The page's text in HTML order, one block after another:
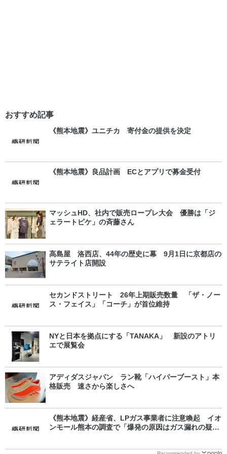
おすすめ記事
《熊本地震》ユニチカ 寄付金の提供を決定
《熊本地震》良品計画 ECとアプリで募金受付
マッシュHD、社内で販売ロープレ大会 優勝は「ジ
ェラートピケ」の斉藤さん
高島屋 洛西店、44年の歴史に幕 9月1日に京都店の
サテライト店開設
セカンドストリート 26年上期販売数量 「ザ・ノー
ス・フェイス」「コーチ」が首位維持
NYと日本を拠点にする「TANAKA」 新設のアトリ
エで展覧会
アディダスジャパン ラン靴「ハイパーブースト」本
格販売 速さから楽しさへ
《熊本地震》経産省、LPガス事業者に注意喚起 イオ
ンモール熊本の調査で「爆発の原因はガス漏れの疑